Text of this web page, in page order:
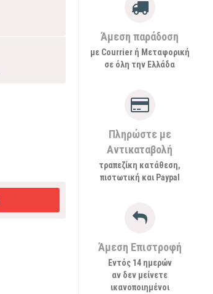
Άμεση παράδοση
με Courrier ή Μεταφορική
σε όλη την Ελλάδα
Πληρώστε με
Αντικαταβολή
τραπεζίκη κατάθεση,
πιστωτική και Paypal
Άμεση Επιστροφή
Εντός 14 ημερών
αν δεν μείνετε
ικανοποιημένοι